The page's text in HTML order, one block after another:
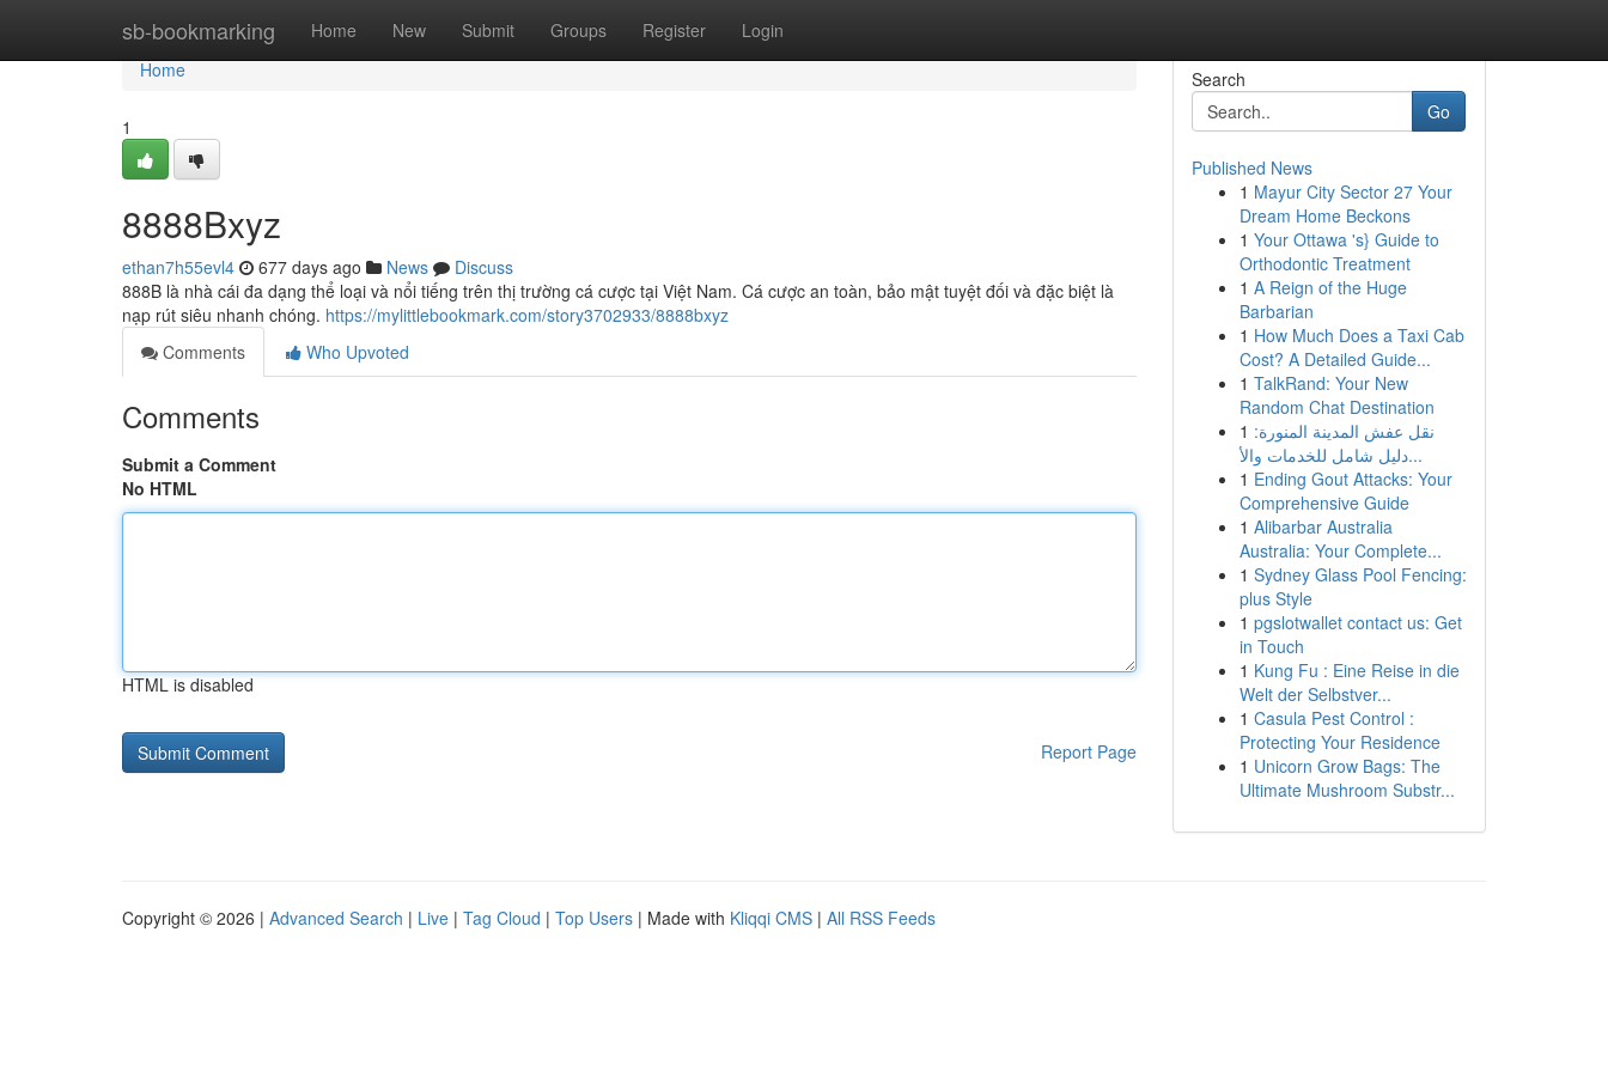
sb-bookmarking Home New Submit Groups Register Login
Home
Home
1
8888Bxyz
ethan7h55evl4 677 days ago News
Discuss
888B là nhà cái đa dạng thể loại và nổi tiếng trên thị trường cá cược tại Việt Nam. Cá cược an toàn, bảo mật tuyệt đối và đặc biệt là
nạp rút siêu nhanh chóng. https://mylittlebookmark.com/story3702933/8888bxyz
Comments
Who Upvoted
Comments
Submit a Comment
No HTML
HTML is disabled
Report Page
Search
Go
Published News
1 Mayur City Sector 27 Your
Dream Home Beckons
1 Your Ottawa 's} Guide to
Orthodontic Treatment
1 A Reign of the Huge
Barbarian
1 How Much Does a Taxi Cab
Cost? A Detailed Guide...
1 TalkRand: Your New
Random Chat Destination
1 نقل عفش المدينة المنورة:
دليل شامل للخدمات والأ...
1 Ending Gout Attacks: Your
Comprehensive Guide
1 Alibarbar Australia
Australia: Your Complete...
1 Sydney Glass Pool Fencing:
plus Style
1 pgslotwallet contact us: Get
in Touch
1 Kung Fu : Eine Reise in die
Welt der Selbstver...
1 Casula Pest Control :
Protecting Your Residence
1 Unicorn Grow Bags: The
Ultimate Mushroom Substr...
Copyright © 2026 | Advanced Search | Live | Tag Cloud | Top Users | Made with Kliqqi CMS | All RSS Feeds